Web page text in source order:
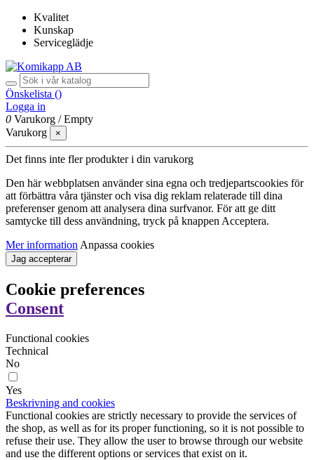
Kvalitet
Kunskap
Serviceglädje
Önskelista ()
Logga in
0 Varukorg /Empty
Varukorg
×
Det finns inte fler produkter i din varukorg
Den här webbplatsen använder sina egna och tredjepartscookies för
att förbättra våra tjänster och visa dig reklam relaterade till dina
preferenser genom att analysera dina surfvanor. För att ge ditt
samtycke till dess användning, tryck på knappen Acceptera.
Mer information Anpassa cookies
Jag accepterar
Cookie preferences
Consent
Functional cookies
Technical
No
Yes
Beskrivning and cookies
Functional cookies are strictly necessary to provide the services of
the shop, as well as for its proper functioning, so it is not possible to
refuse their use. They allow the user to browse through our website
and use the different options or services that exist on it.